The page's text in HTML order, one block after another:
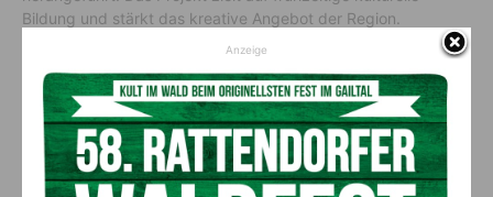
Bildung und stärkt das kreative Angebot der Region.
Die Außenanlage des Kindergartens in Feld am See wurde
barrierefrei und kindersicher umgestaltet. Neben neuen
Spielgeräten entstand ein geschützter Bereich mit
pädagogischem Mehrwert. Gleichzeitig sind die Anlagen mit
geregelten Öffnungszeiten öffentlich zugänglich, was die
Anzeige